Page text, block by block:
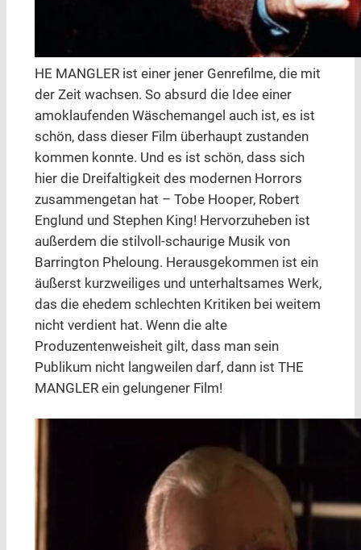
HE MANGLER ist einer jener Genrefilme, die mit
der Zeit wachsen. So absurd die Idee einer
amoklaufenden Wäschemangel auch ist, es ist
schön, dass dieser Film überhaupt zustanden
kommen konnte. Und es ist schön, dass sich
hier die Dreifaltigkeit des modernen Horrors
zusammengetan hat – Tobe Hooper, Robert
Englund und Stephen King! Hervorzuheben ist
außerdem die stilvoll-schaurige Musik von
Barrington Pheloung. Herausgekommen ist ein
äußerst kurzweiliges und unterhaltsames Werk,
das die ehedem schlechten Kritiken bei weitem
nicht verdient hat. Wenn die alte
Produzentenweisheit gilt, dass man sein
Publikum nicht langweilen darf, dann ist THE
MANGLER ein gelungener Film!